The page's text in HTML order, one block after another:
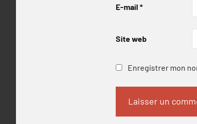
E-mail *
Site web
Enregistrer mon